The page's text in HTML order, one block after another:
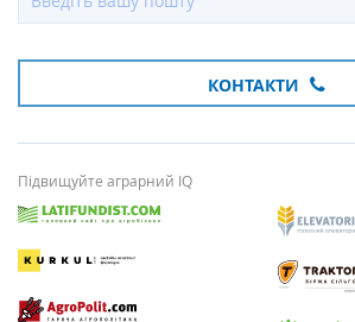
КОНТАКТИ
Підвищуйте аграрний IQ